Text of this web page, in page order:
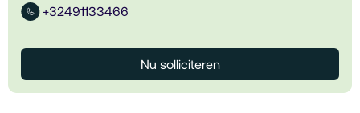
+32491133466
Nu solliciteren